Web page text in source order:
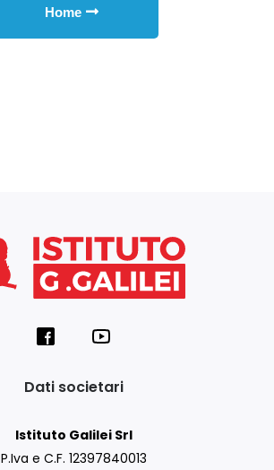
Home
Dati societari
Istituto Galilei Srl
P.Iva e C.F. 12397840013